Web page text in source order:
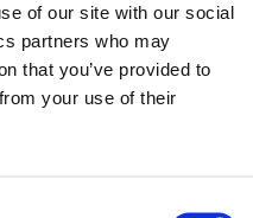
of our site with our social
partners who may
that you’ve provided to
your use of their
vendita ha deciso di
Hanno deciso di
che i clienti sono